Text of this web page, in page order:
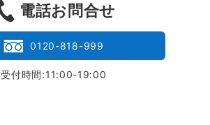
電話お問合せ
0120-818-999
受付時間:11:00-19:00